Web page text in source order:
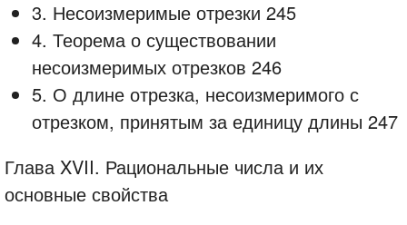
3. Несоизмеримые отрезки 245
4. Теорема о существовании
несоизмеримых отрезков 246
5. О длине отрезка, несоизмеримого с
отрезком, принятым за единицу длины 247
Глава XVII. Рациональные числа и их
основные свойства